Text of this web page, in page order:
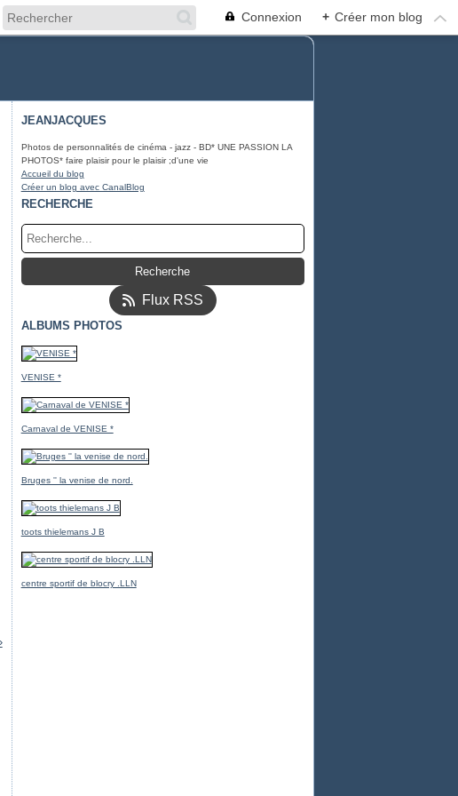
Connexion + Créer mon blog
JEANJACQUES
Photos de personnalités de cinéma - jazz - BD* UNE PASSION LA
PHOTOS* faire plaisir pour le plaisir ;d'une vie
Accueil du blog
Créer un blog avec CanalBlog
RECHERCHE
Flux RSS
ALBUMS PHOTOS
VENISE *
Carnaval de VENISE *
Bruges '' la venise de nord.
toots thielemans J B
centre sportif de blocry .LLN